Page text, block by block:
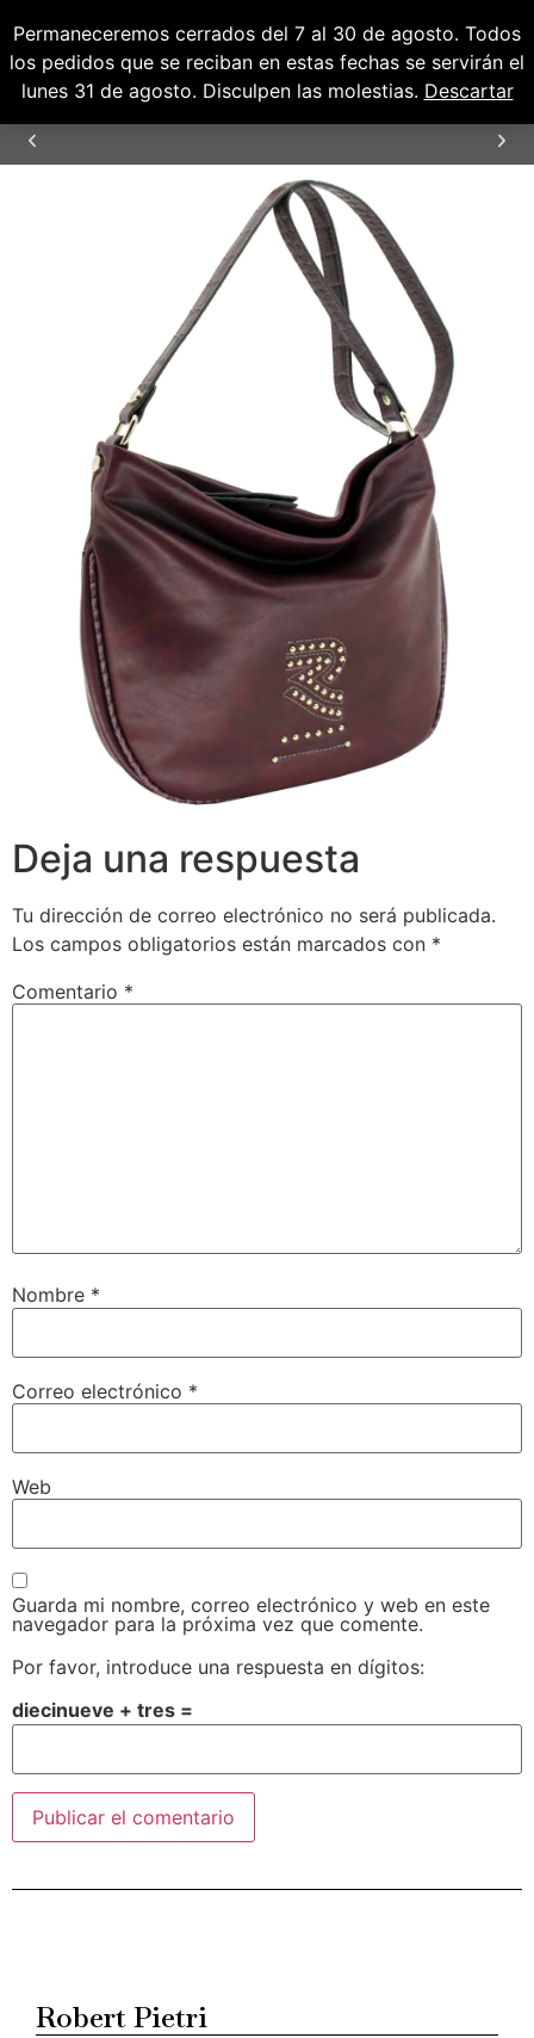
Permaneceremos cerrados del 7 al 30 de agosto. Todos
los pedidos que se reciban en estas fechas se servirán el
lunes 31 de agosto. Disculpen las molestias. Descartar
0,00€
0
ENVÍOS GRATUITOS PARA PENÍNSULA Y
Deja una respuesta
Tu dirección de correo electrónico no será publicada.
Los campos obligatorios están marcados con *
Comentario *
Nombre *
Correo electrónico *
Web
Guarda mi nombre, correo electrónico y web en este
navegador para la próxima vez que comente.
Por favor, introduce una respuesta en dígitos:
diecinueve + tres =
Robert Pietri